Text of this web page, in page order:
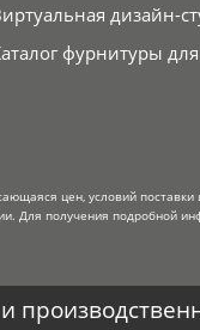
дизайн-
фурнитуры
цен, условий
Для получения подробной